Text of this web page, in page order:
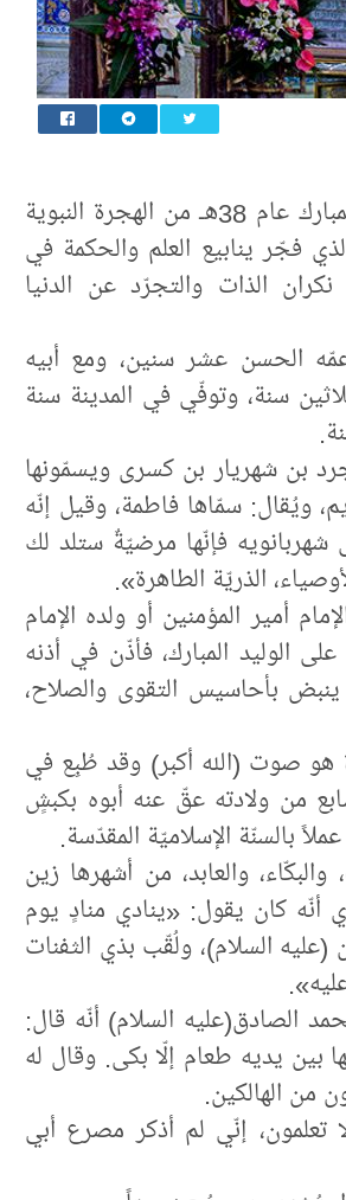
أشرق الكونُ في مثل هذا اليوم الخامس من شهر شعبان المبارك عام 38هـ من الهجرة النبوية
فجّر ينابيع العلم والحكمة في
الذات والتجرّد عن الدنيا
الحسن عشر سنين، ومع أبيه
سنة، وتوفّي في المدينة سنة
بن شهريار بن كسرى ويسمّونها
ويُقال: سمّاها فاطمة، وقيل إنّه
شهربانويه فإنّها مرضيّةٌ ستلد لك
الذريّة الطاهرة».
أمير المؤمنين أو ولده الإمام
الوليد المبارك، فأذّن في أذنه
بأحاسيس التقوى والصلاح،
هو صوت (الله أكبر) وقد طُبِع في
من ولادته عقّ عنه أبوه بكبشٍ
بالسنّة الإسلاميّة المقدّسة.
والبكّاء، والعابد، من أشهرها زين
أنّه كان يقول: «ينادي منادٍ يوم
السلام)، ولُقّب بذي الثفنات
الصادق(عليه السلام) أنّه قال:
يديه طعام إلّا بكى. وقال له
من الهالكين.
تعلمون، إنّي لم أذكر مصرع أبي